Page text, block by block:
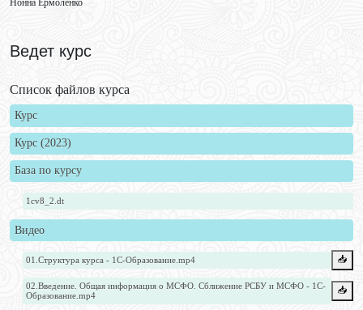
Нонна Ермоленко
Ведет курс
Список файлов курса
Курс
Курс (2023)
База по курсу
1cv8_2.dt
Видео
01.Структура курса - 1С-Образование.mp4 📥️
02.Введение. Общая информация о МСФО. Сближение РСБУ и МСФО - 1С-
Образование.mp4
📥️